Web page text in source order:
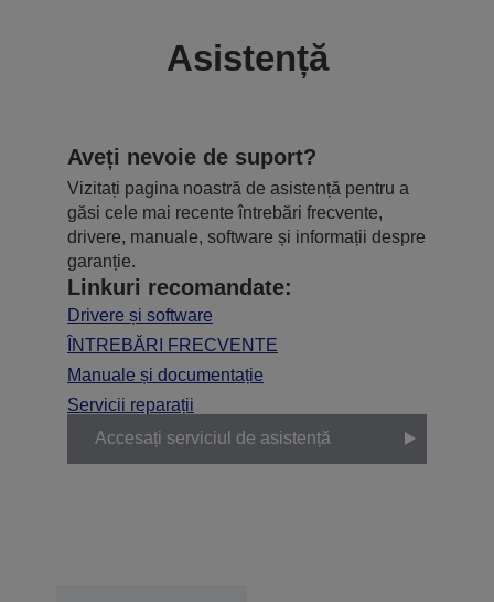
Asistență
Aveți nevoie de suport?
Vizitați pagina noastră de asistență pentru a
găsi cele mai recente întrebări frecvente,
drivere, manuale, software și informații despre
garanție.
Linkuri recomandate:
Drivere și software
ÎNTREBĂRI FRECVENTE
Manuale și documentație
Servicii reparații
Accesați serviciul de asistență